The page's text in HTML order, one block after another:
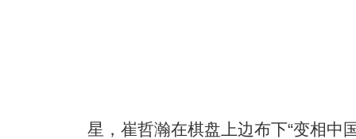
星，崔哲瀚在棋盘上边布下“变相中